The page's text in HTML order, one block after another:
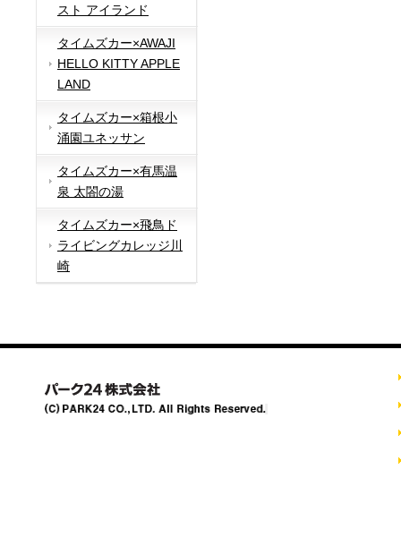
スト アイランド
タイムズカー×AWAJI
HELLO KITTY APPLE
LAND
タイムズカー×箱根小
涌園ユネッサン
タイムズカー×有馬温
泉 太閤の湯
タイムズカー×飛鳥ド
ライビングカレッジ川
崎